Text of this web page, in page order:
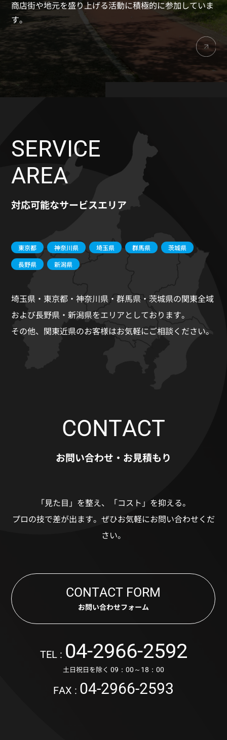
商店街や地元を盛り上げる活動に積極的に参加していま
す。
SERVICE
AREA
対応可能なサービスエリア
東京都 神奈川県 埼玉県 群馬県
茨城県
長野県
新潟県
埼玉県・東京都・神奈川県・群馬県・茨城県の関東全域
および長野県・新潟県をエリアとしております。
その他、関東近県のお客様はお気軽にご相談ください。
CONTACT
お問い合わせ・お見積もり
「見た目」を整え、「コスト」を抑える。
プロの技で差が出ます。 ぜひお気軽にお問い合わせくだ
さい。
CONTACT FORM
お問い合わせフォーム
TEL : 04-2966-2592
土日祝日を除く 09：00～18：00
FAX : 04-2966-2593